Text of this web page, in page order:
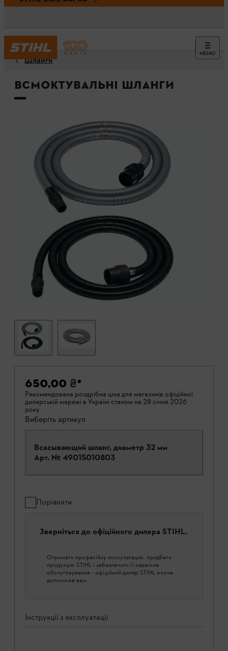
МЕНЮ
Шланги
Всмоктувальні шланги
650,00 ₴*
Рекомендована роздрібна ціна для магазинів офіційної
дилерській мережі в Україні станом на 28 січня 2026
року.
Виберіть артикул
Всасывающий шланг, диаметр 32 мм
Арт. № 49015010803
Порівняти
Зверніться до офіційного дилера STIHL.
Отримати професійну консультацію, придбати
продукцію STIHL і забезпечити її сервісне
обслуговування - офіційний дилер STIHL охоче
допоможе вам.
Інструкції з експлуатації